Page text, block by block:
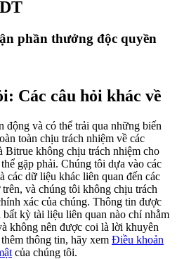
dịch hàng đầu
phần thưởng độc quyền
Các câu hỏi khác về
động và có thể trải qua những biến
toàn chịu trách nhiệm về các
Bitrue không chịu trách nhiệm cho
gặp phải. Chúng tôi dựa vào các
các dữ liệu khác liên quan đến các
và chúng tôi không chịu trách
xác của chúng. Thông tin được
kỳ tài liệu liên quan nào chỉ nhằm
không nên được coi là lời khuyên
thông tin, hãy xem Điều khoản
của chúng tôi.